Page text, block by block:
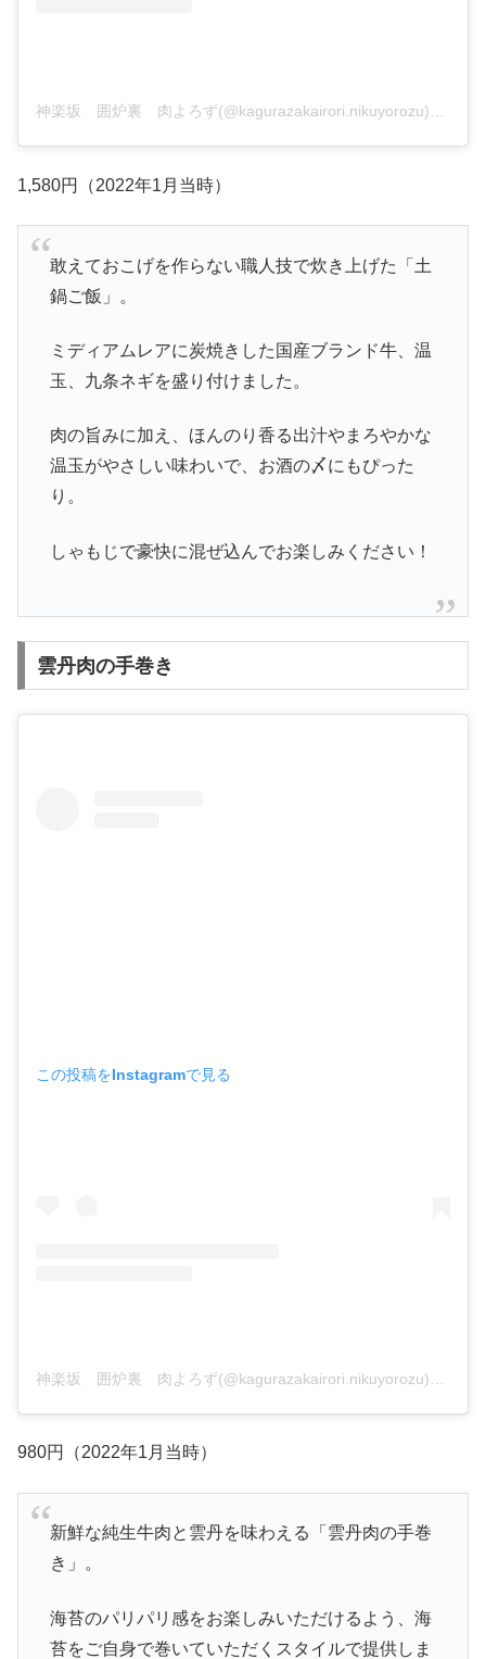
神楽坂 囲炉裏 肉よろず(@kagurazakairori.nikuyorozu)がシェアした投稿
1,580円（2022年1月当時）
敢えておこげを作らない職人技で炊き上げた「土
鍋ご飯」。
ミディアムレアに炭焼きした国産ブランド牛、温
玉、九条ネギを盛り付けました。
肉の旨みに加え、ほんのり香る出汁やまろやかな
温玉がやさしい味わいで、お酒の〆にもぴった
り。
しゃもじで豪快に混ぜ込んでお楽しみください！
雲丹肉の手巻き
この投稿をInstagramで見る
980円（2022年1月当時）
新鮮な純生牛肉と雲丹を味わえる「雲丹肉の手巻
き」。
海苔のパリパリ感をお楽しみいただけるよう、海
苔をご自身で巻いていただくスタイルで提供しま